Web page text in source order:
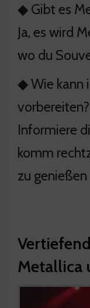
◆ Gibt es
Ja, es wird
wo du
◆ Wie kann
vorbereiten?
Informiere
komm
zu genießen
Metallica